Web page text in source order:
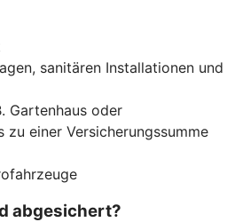
sanitären Installationen und
Gartenhaus oder
zu einer Versicherungssumme
abgesichert?